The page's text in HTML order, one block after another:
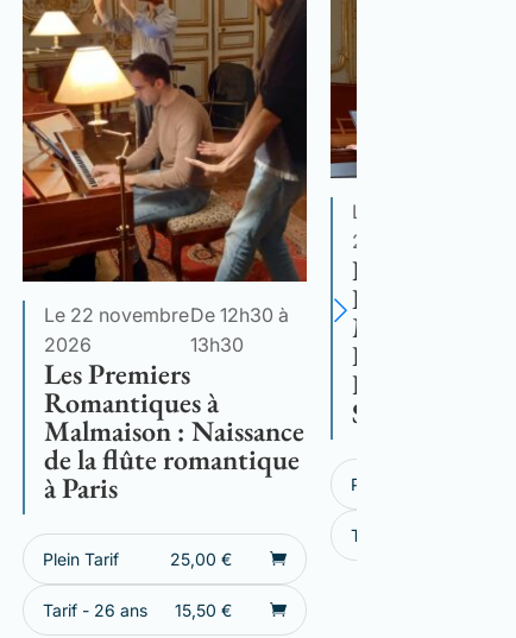
Le 22 novembre
2026
De 12h30 à
13h30
Les Premiers
Romantiques à
Malmaison : Naissance
de la flûte romantique
à Paris
Plein Tarif 25,00€
Tarif - 26 ans 15,50€
Le 13 décembre
2026
Les Premiers
Romantiques
Malmaison :
Romances de
Hortense à
Sagazan
Plein Tarif
Tarif - 26 ans